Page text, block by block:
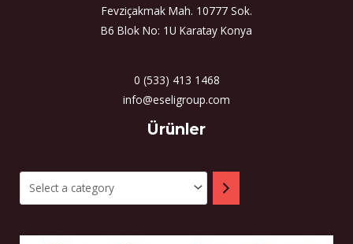
Fevziçakmak Mah. 10777 Sok.
B6 Blok No: 1U Karatay Konya
0 (533) 413 1468
info@eseligroup.com
Ürünler